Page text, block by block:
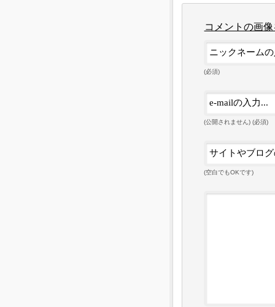
コメントの画
(必須)
(公開されません) (必須)
(空白でもOKです)